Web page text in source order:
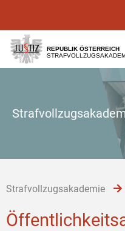
[1]
[2]
[3]
REPUBLIK ÖSTERREICH
Strafvollzugsakademie